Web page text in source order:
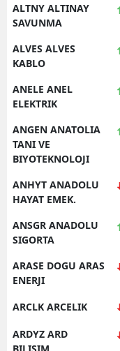
ALTNY ALTINAY
SAVUNMA
ALVES ALVES
KABLO
ANELE ANEL
ELEKTRIK
ANGEN ANATOLIA
TANI VE
BIYOTEKNOLOJI
ANHYT ANADOLU
HAYAT EMEK.
ANSGR ANADOLU
SIGORTA
ARASE DOGU ARAS
ENERJI
ARCLK ARCELIK
ARDYZ ARD
BILISIM